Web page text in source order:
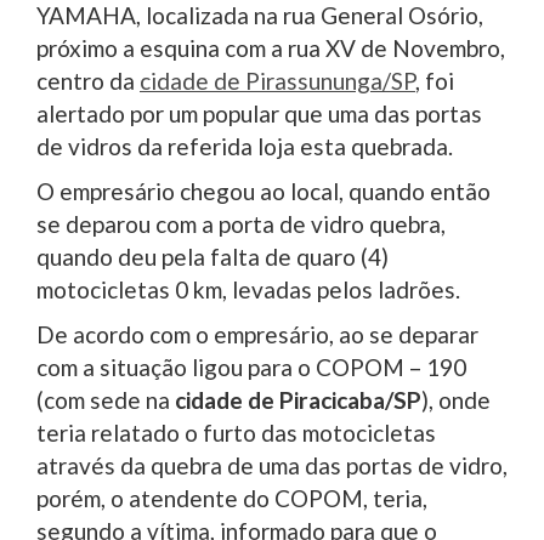
YAMAHA, localizada na rua General Osório,
próximo a esquina com a rua XV de Novembro,
centro da cidade de Pirassununga/SP, foi
alertado por um popular que uma das portas
de vidros da referida loja esta quebrada.
O empresário chegou ao local, quando então
se deparou com a porta de vidro quebra,
quando deu pela falta de quaro (4)
motocicletas 0 km, levadas pelos ladrões.
De acordo com o empresário, ao se deparar
com a situação ligou para o COPOM – 190
(com sede na cidade de Piracicaba/SP), onde
teria relatado o furto das motocicletas
através da quebra de uma das portas de vidro,
porém, o atendente do COPOM, teria,
segundo a vítima, informado para que o